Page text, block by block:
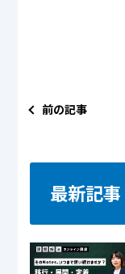
前の記事
最新記事